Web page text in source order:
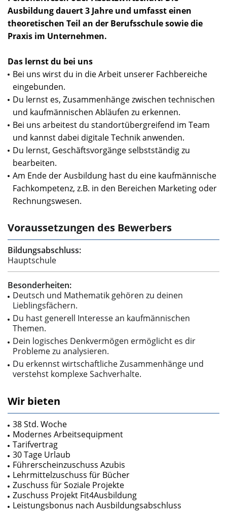
Ausbildung dauert 3 Jahre und umfasst einen
theoretischen Teil an der Berufsschule sowie die
Praxis im Unternehmen.
Das lernst du bei uns
Bei uns wirst du in die Arbeit unserer Fachbereiche
eingebunden.
Du lernst es, Zusammenhänge zwischen technischen
und kaufmännischen Abläufen zu erkennen.
Bei uns arbeitest du standortübergreifend im Team
und kannst dabei digitale Technik anwenden.
Du lernst, Geschäftsvorgänge selbstständig zu
bearbeiten.
Am Ende der Ausbildung hast du eine kaufmännische
Fachkompetenz, z.B. in den Bereichen Marketing oder
Rechnungswesen.
Voraussetzungen des Bewerbers
Bildungsabschluss:
Hauptschule
Besonderheiten:
Deutsch und Mathematik gehören zu deinen
Lieblingsfächern.
Du hast generell Interesse an kaufmännischen
Themen.
Dein logisches Denkvermögen ermöglicht es dir
Probleme zu analysieren.
Du erkennst wirtschaftliche Zusammenhänge und
verstehst komplexe Sachverhalte.
Wir bieten
38 Std. Woche
Modernes Arbeitsequipment
Tarifvertrag
30 Tage Urlaub
Führerscheinzuschuss Azubis
Lehrmittelzuschuss für Bücher
Zuschuss für Soziale Projekte
Zuschuss Projekt Fit4Ausbildung
Leistungsbonus nach Ausbildungsabschluss